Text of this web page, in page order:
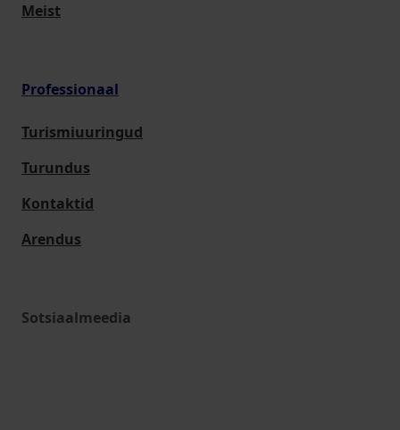
Meist
Professionaal
Turismiuuringud
Turundus
Kontaktid
Arendus
Sotsiaalmeedia